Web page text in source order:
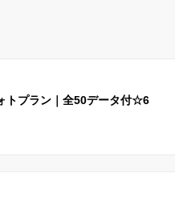
トプラン｜全50データ付☆6